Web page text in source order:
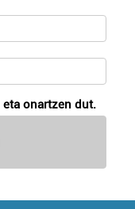
eta onartzen dut.